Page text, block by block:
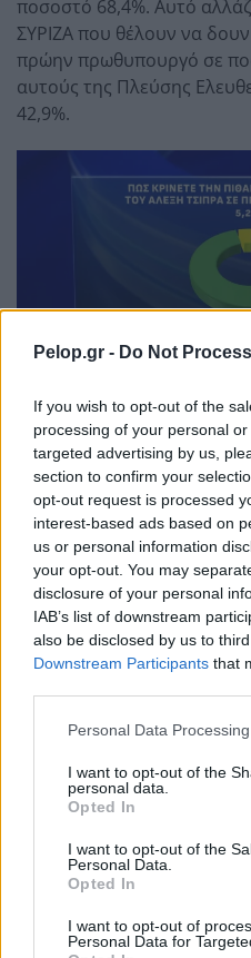
Pelop.gr - Do Not
If you wish to opt-out of the
processing of your personal
targeted advertising by us,
section to confirm your
opt-out request is processed
interest-based ads based on
us or personal information
your opt-out. You may
disclosure of your personal
IAB’s list of downstream
also be disclosed by us to
Downstream Participants that
Please note that this website/
not limited to your visit or
grant or deny consent to
use your data for below
consent section.
Personal Data
I want to opt-out of the
personal data.
Opted In
I want to opt-out of the
Personal Data.
Opted In
I want to opt-out of
Personal Data for
ποσοστό 68,4%. Αυτό
ΣΥΡΙΖΑ που θέλουν να δουν
πρώην πρωθυπουργό σε
αυτούς της Πλεύσης
42,9%.
Σε σχέση με τα μέτρα και
Κυβέρνησης οι θετικές
Αύξηση μισθών ενστόλων
Αύξηση κατώτατου μισθού
Νέο δόγμα οχύρωσης της
Στρατού 61.1%
Οικονομική στήριξη σε
κάθε Νοέμβριο 60.2%
Επιστροφή ενός ενοικίου
της χώρας 58.7%
σιδηροδρόμων 56.9%